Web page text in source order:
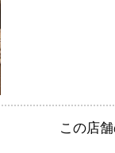
この店